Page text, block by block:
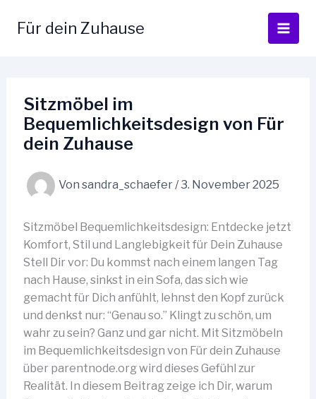
InhaltFür dein Zuhause
Sitzmöbel im
Bequemlichkeitsdesign von Für
dein Zuhause
Von sandra_schaefer/3. November 2025
Sitzmöbel Bequemlichkeitsdesign: Entdecke jetzt
Komfort, Stil und Langlebigkeit für Dein Zuhause
Stell Dir vor: Du kommst nach einem langen Tag
nach Hause, sinkst in ein Sofa, das sich wie
gemacht für Dich anfühlt, lehnst den Kopf zurück
und denkst nur: “Genau so.” Klingt zu schön, um
wahr zu sein? Ganz und gar nicht. Mit Sitzmöbeln
im Bequemlichkeitsdesign von Für dein Zuhause
über parentnode.org wird dieses Gefühl zur
Realität. In diesem Beitrag zeige ich Dir, warum